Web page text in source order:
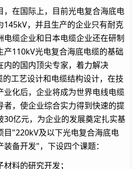
，在国际上，目前光电复合海底电
145kV，并且生产的企业只有耐克
缆企业和日本电缆企业还在研制
产110kV光电复合海底电缆的基础
内的国内顶尖专家，着力解决
工艺设计和电缆结构设计，在技
业化后，企业将成为世界电线电缆
，使企业综合实力得到快速的提
30亿元，为企业的发展奠定扎实基
目"220kV及以下光电复合海底电
备开发"，下设四个课题：
料的研究开发；